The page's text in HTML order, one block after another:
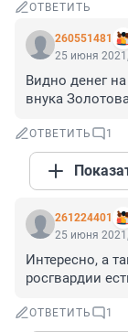
ОТВЕТИТЬ
260551481
25 июня
Видно денег
внука
ОТВЕТИТЬ 1
261224401
25 июня
Интересно, а
росгвардии
ОТВЕТИТЬ 1